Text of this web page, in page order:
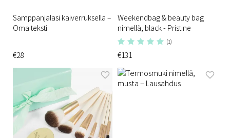
Samppanjalasi kaiverruksella –
Oma teksti
€28
Weekendbag & beauty bag
nimellä, black - Pristine
(1)
€131